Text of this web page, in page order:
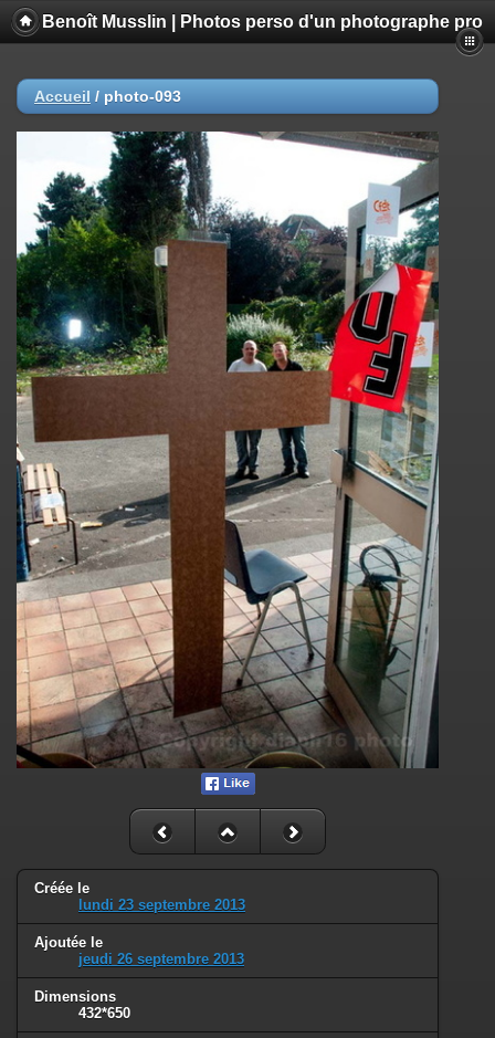
Benoît Musslin | Photos perso d'un photographe pro
Accueil / photo-093
Créée le
lundi 23 septembre 2013
Ajoutée le
jeudi 26 septembre 2013
Dimensions
432*650